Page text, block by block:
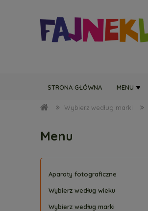
STRONA GŁÓWNA MENU
Wybierz według marki
Menu
Aparaty fotograficzne
Wybierz według wieku
Wybierz według marki